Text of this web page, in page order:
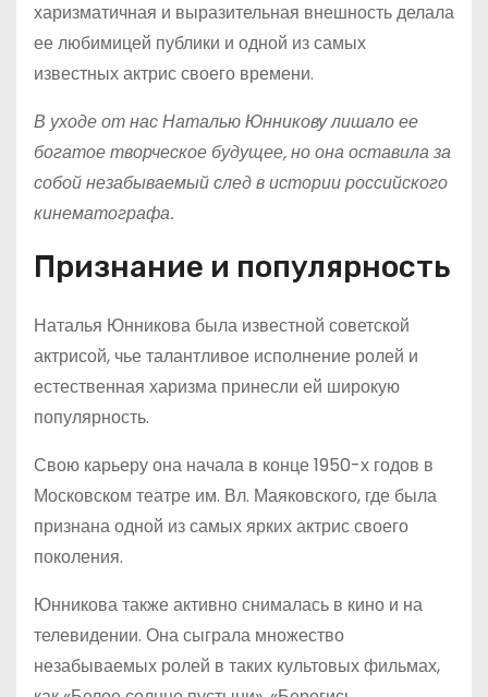
харизматичная и выразительная внешность делала
ее любимицей публики и одной из самых
известных актрис своего времени.
В уходе от нас Наталью Юнникову лишало ее
богатое творческое будущее, но она оставила за
собой незабываемый след в истории российского
кинематографа.
Признание и популярность
Наталья Юнникова была известной советской
актрисой, чье талантливое исполнение ролей и
естественная харизма принесли ей широкую
популярность.
Свою карьеру она начала в конце 1950-х годов в
Московском театре им. Вл. Маяковского, где была
признана одной из самых ярких актрис своего
поколения.
Юнникова также активно снималась в кино и на
телевидении. Она сыграла множество
незабываемых ролей в таких культовых фильмах,